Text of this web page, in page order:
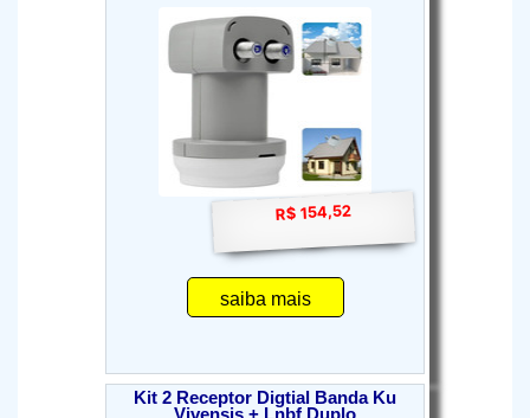
R$ 154,52
saiba mais
Kit 2 Receptor Digtial Banda Ku